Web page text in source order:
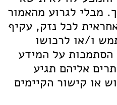
מבלי לגרוע מהאמור
לכל נזק, עקיף
ו/או לרכושו
על המידע
אליהם תגיע
או קישור הקיימים